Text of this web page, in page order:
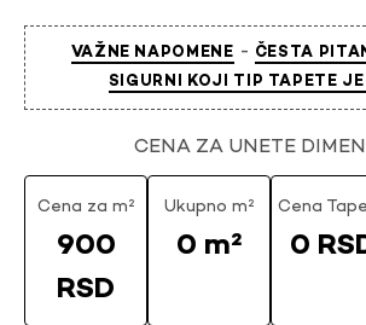
VAŽNE NAPOMENE - ČESTA
SIGURNI KOJI TIP TAPETE
CENA ZA UNETE
Cena za m²
900
RSD
Ukupno m²
0 m²
Cena
0